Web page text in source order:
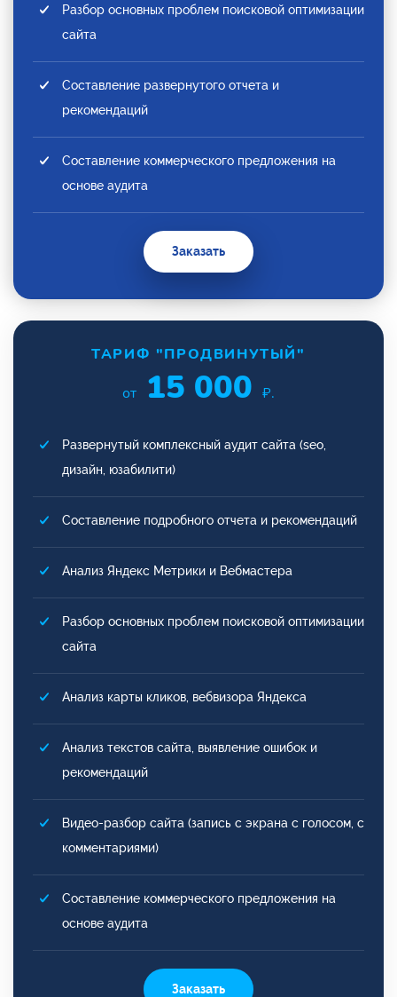
Разбор основных проблем поисковой оптимизации
сайта
Составление развернутого отчета и
рекомендаций
Составление коммерческого предложения на
основе аудита
Заказать
ТАРИФ "ПРОДВИНУТЫЙ"
от 15 000 ₽.
Развернутый комплексный аудит сайта (seo,
дизайн, юзабилити)
Составление подробного отчета и рекомендаций
Анализ Яндекс Метрики и Вебмастера
Разбор основных проблем поисковой оптимизации
сайта
Анализ карты кликов, вебвизора Яндекса
Анализ текстов сайта, выявление ошибок и
рекомендаций
Видео-разбор сайта (запись с экрана с голосом, с
комментариями)
Составление коммерческого предложения на
основе аудита
Заказать